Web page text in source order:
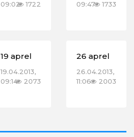
09:02 1722 09:47 1733
19 aprel
19.04.2013,
09:14 2073
26 aprel
26.04.2013,
11:06
2003